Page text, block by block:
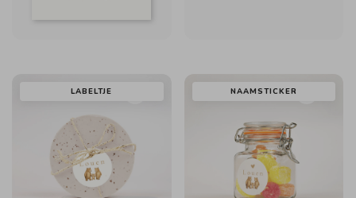
LABELTJE NAAMSTICKER